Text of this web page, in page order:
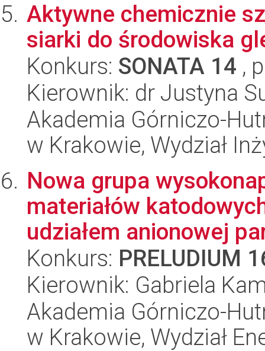
Aktywne chemicznie
siarki do środowiska
Konkurs: SONATA 14 ,
Kierownik: dr Justyna
Akademia Górniczo-
w Krakowie, Wydział
Nowa grupa
materiałów
udziałem anionowej
Konkurs: PRELUDIUM
Kierownik: Gabriela
Akademia Górniczo-
w Krakowie, Wydział